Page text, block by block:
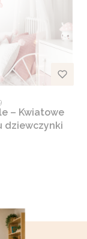
– Kwiatowe
dziewczynki